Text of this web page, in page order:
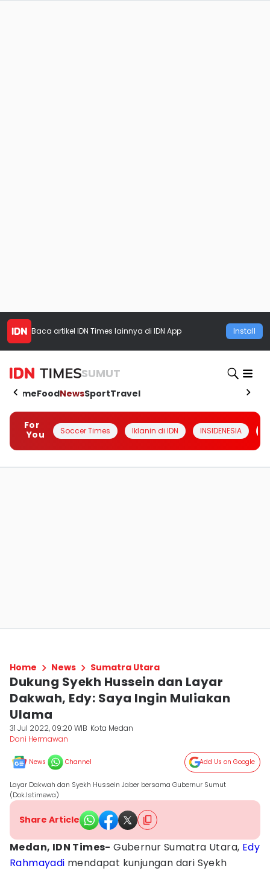
Baca artikel IDN Times lainnya di IDN App Install
SUMUT
HomeFoodNewsSportTravel
For
You
Soccer Times Iklanin di IDN INSIDENESIA
Home News Sumatra Utara
Dukung Syekh Hussein dan Layar
Dakwah, Edy: Saya Ingin Muliakan
Ulama
31 Jul 2022, 09:20 WIB Kota Medan
Doni Hermawan
News Channel Add Us on Google
Layar Dakwah dan Syekh Hussein Jaber bersama Gubernur Sumut
(Dok.Istimewa)
Share Article
Medan, IDN Times- Gubernur Sumatra Utara, Edy
Rahmayadi mendapat kunjungan dari Syekh